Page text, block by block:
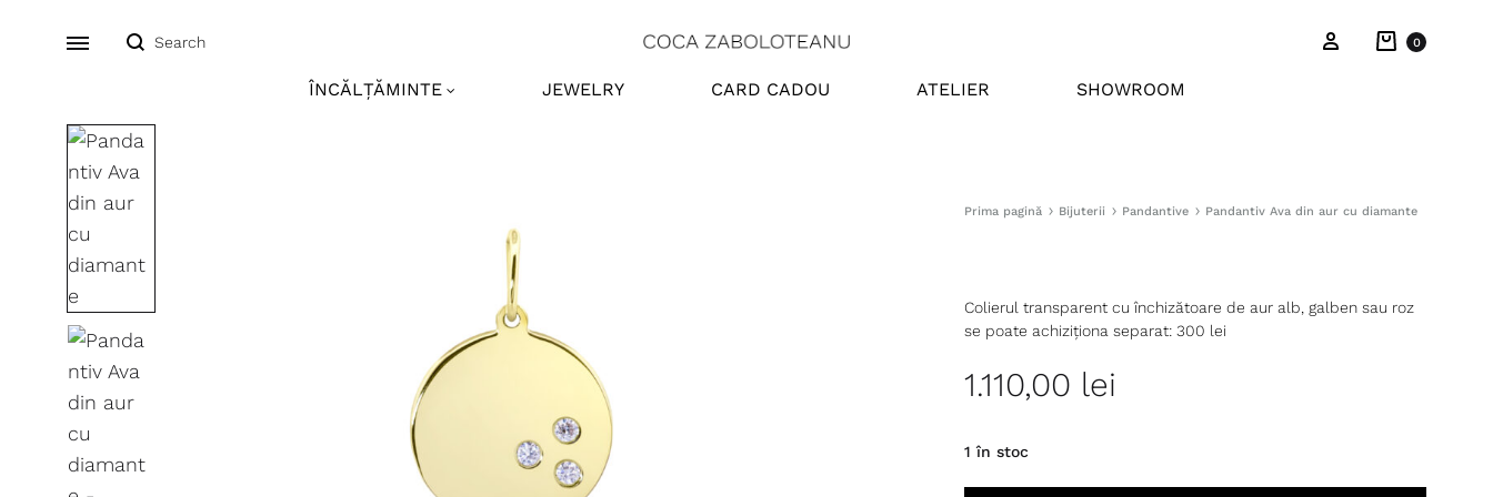
MenuSearch
Zaboloteanu
Sign in Cart
0
ÎNCĂLȚĂMINTE JEWELRY CARD CADOU ATELIER SHOWROOM
Prima pagină Bijuterii Pandantive Pandantiv Ava din aur cu diamante
Colierul transparent cu închizătoare de aur alb, galben sau roz
se poate achiziționa separat: 300 lei
1.110,00 lei
1 în stoc